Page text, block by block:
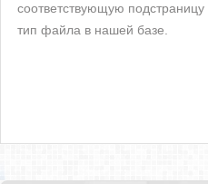
соответствующую подстраницу
тип файла в нашей базе.